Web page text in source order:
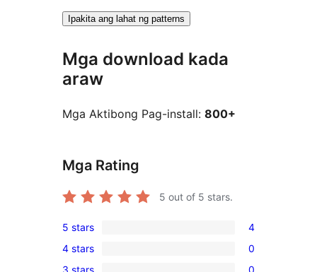
Ipakita ang lahat ng patterns
Mga download kada
araw
Mga Aktibong Pag-install: 800+
Mga Rating
5 out of 5 stars.
4
5-
5 stars 4
0
4 stars 0
3 stars 0